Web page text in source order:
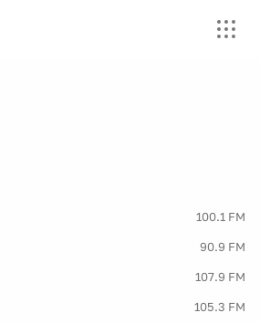
100.1 FM
90.9 FM
107.9 FM
105.3 FM